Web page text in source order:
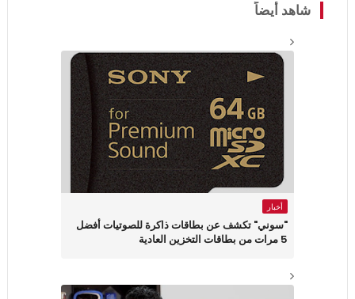
شاهد أيضاً
أخبار
"سوني" تكشف عن بطاقات ذاكرة للصوتيات أفضل
5 مرات من بطاقات التخزين العادية